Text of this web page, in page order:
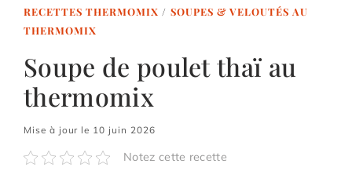
RECETTES THERMOMIX / SOUPES & VELOUTÉS AU
THERMOMIX
Soupe de poulet thaï au
thermomix
Mise à jour le 10 juin 2026
Notez cette recette